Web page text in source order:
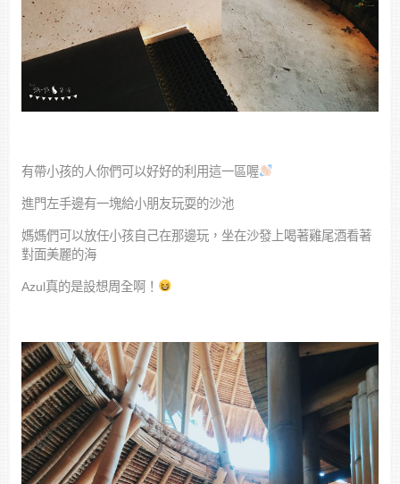
有帶小孩的人你們可以好好的利用這一區喔
進門左手邊有一塊給小朋友玩耍的沙池
媽媽們可以放任小孩自己在那邊玩，坐在沙發上喝著雞尾酒看著
對面美麗的海
Azul真的是設想周全啊！